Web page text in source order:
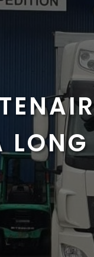
LONG